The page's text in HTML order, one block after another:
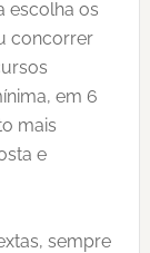
escolha os
concorrer
em 6
mais
e
sempre